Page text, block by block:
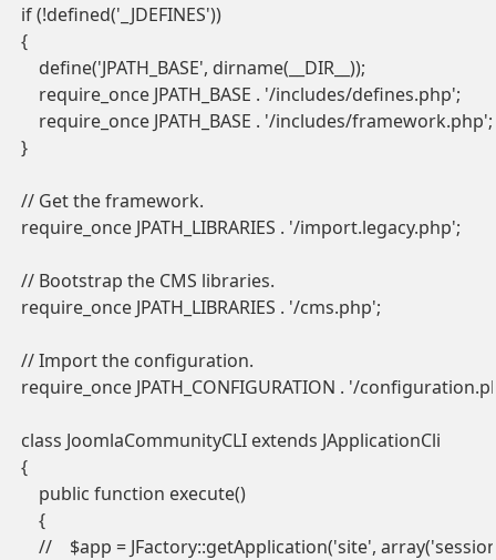
if (!defined('_JDEFINES'))
{
    define('JPATH_BASE', dirname(__DIR__));
    require_once JPATH_BASE . '/includes/defines.php';
    require_once JPATH_BASE . '/includes/framework.php';
}
// Get the framework.
require_once JPATH_LIBRARIES . '/import.legacy.php';
// Bootstrap the CMS libraries.
require_once JPATH_LIBRARIES . '/cms.php';
// Import the configuration.
require_once JPATH_CONFIGURATION . '/
class JoomlaCommunityCLI extends JApplicationCli
{
    public function execute()
    {
//    $app = JFactory::getApplication('site',